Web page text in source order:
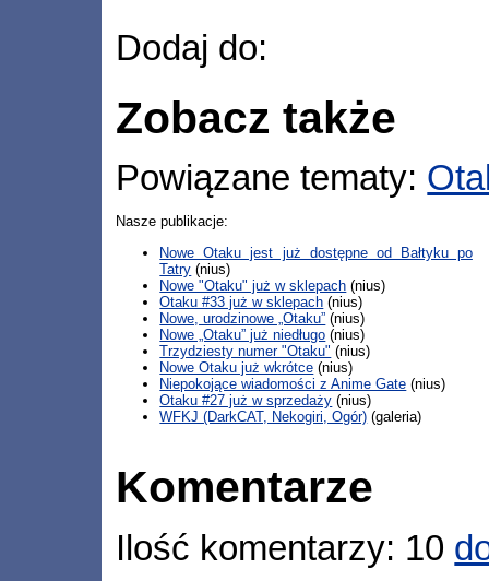
Dodaj do:
Zobacz także
Powiązane tematy:
Nasze publikacje:
Nowe Otaku jest już dostępne od Bałtyku po
Tatry (nius)
Nowe "Otaku" już w sklepach (nius)
Otaku #33 już w sklepach (nius)
Nowe, urodzinowe „Otaku” (nius)
Nowe „Otaku” już niedługo (nius)
Trzydziesty numer "Otaku" (nius)
Nowe Otaku już wkrótce (nius)
Niepokojące wiadomości z Anime Gate (nius)
Otaku #27 już w sprzedaży (nius)
WFKJ (DarkCAT, Nekogiri, Ogór) (galeria)
Komentarze
Ilość komentarzy: 10